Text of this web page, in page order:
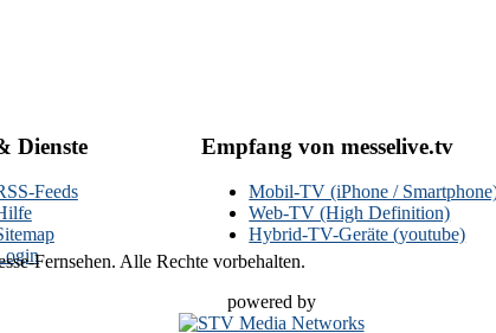
Dienste
Feeds
Empfang von messelive.tv
Mobil-TV (iPhone /
Web-TV (High Definition)
Hybrid-TV-Geräte (youtube)
Fernsehen. Alle Rechte vorbehalten.
powered by